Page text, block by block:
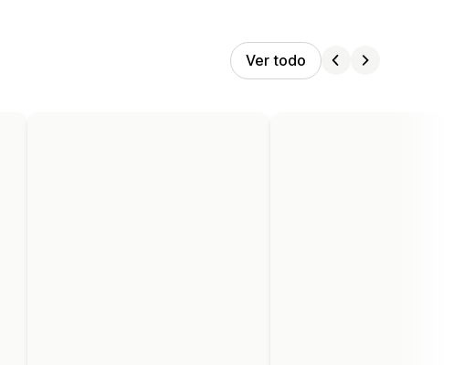
Ver todo